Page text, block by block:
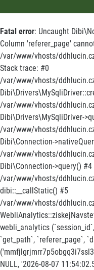
Fatal error: Uncaught
Column 'referer_page'
/var/www/vhosts/
Stack trace: #0
/var/www/vhosts/
/var/www/vhosts/
Dibi\Drivers\MySqliDriver-
/var/www/vhosts/
Dibi\Connection-
/var/www/vhosts/
Dibi\Connection->query() #4
/var/www/vhosts/
dibi::__callStatic() #5
/var/www/vhosts/
webli_analytics
`get_path`, `referer_page`,
NULL, '2026-08-07